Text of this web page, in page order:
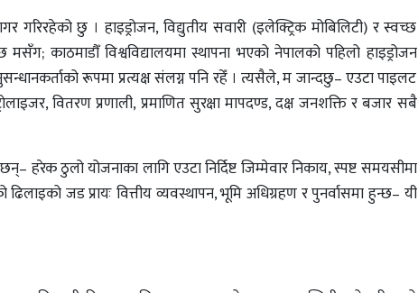
गरिरहेको छु । हाइड्रोजन, विद्युतीय सवारी (इलेक्ट्रिक मोबिलिटी) र स्वच्छ
काठमाडौँ विश्वविद्यालयमा स्थापना भएको नेपालको पहिलो हाइड्रोजन
रूपमा प्रत्यक्ष संलग्न पनि रहेँ । त्यसैले, म जान्दछु– एउटा पाइलट
वितरण प्रणाली, प्रमाणित सुरक्षा मापदण्ड, दक्ष जनशक्ति र बजार सबै
हरेक ठुलो योजनाका लागि एउटा निर्दिष्ट जिम्मेवार निकाय, स्पष्ट समयसीमा
जड प्रायः वित्तीय व्यवस्थापन, भूमि अधिग्रहण र पुनर्वासमा हुन्छ– यी